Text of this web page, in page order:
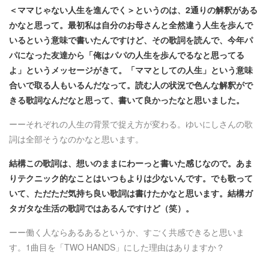
＜ママじゃない人生を進んでく＞というのは、2通りの解釈がある
かなと思って。最初私は自分のお母さんと全然違う人生を歩んで
いるという意味で書いたんですけど、その歌詞を読んで、今年パ
パになった友達から「俺はパパの人生を歩んでるなと思ってる
よ」というメッセージがきて。「ママとしての人生」という意味
合いで取る人もいるんだなって。読む人の状況で色んな解釈がで
きる歌詞なんだなと思って、書いて良かったなと思いました。
ーーそれぞれの人生の背景で捉え方が変わる。ゆいにしさんの歌
詞は全部そうなのかなと思います。
結構この歌詞は、想いのままにわーっと書いた感じなので。あま
りテクニック的なことはいつもよりは少ないんです。でも歌って
いて、ただただ気持ち良い歌詞は書けたかなと思います。結構ガ
タガタな生活の歌詞ではあるんですけど（笑）。
ーー働く人ならあるあるというか、すごく共感できると思いま
す。1曲目を「TWO HANDS」にした理由はありますか？